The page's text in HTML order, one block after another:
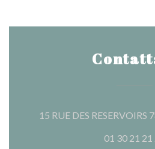
15 RUE DES RESERVOIRS
01 30 21 21